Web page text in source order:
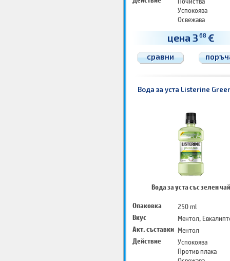
Успокоява
Освежава
цена 3 68 €
сравни
Вода за уста Listerine
Вода за уста със зелен чай
Опаковка
250 ml
Вкус
Ментол,
Акт. съставки Ментол
Действие
Успокоява
Против плака